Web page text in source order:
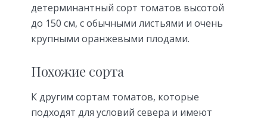
детерминантный сорт томатов высотой
до 150 см, с обычными листьями и очень
крупными оранжевыми плодами.
Похожие сорта
К другим сортам томатов, которые
подходят для условий севера и имеют